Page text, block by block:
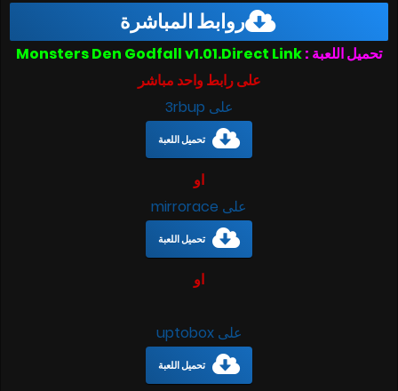
روابط المباشرة
تحميل اللعبة :
على رابط واحد مباشر
على 3rbup
تحميل اللعبة
او
على mirrorace
تحميل اللعبة
او
على uptobox
تحميل اللعبة